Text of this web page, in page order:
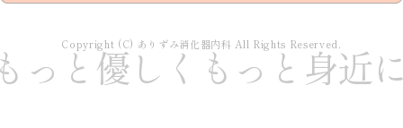
Copyright (C) ありずみ消化器内科 All Rights Reserved.
っと優しくもっと身近